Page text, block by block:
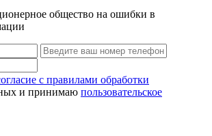
общество на ошибки в
с правилами обработки
и принимаю пользовательское